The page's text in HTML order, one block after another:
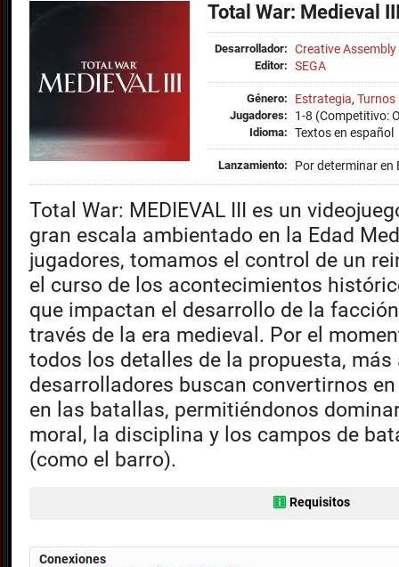
Total War: Medieval
Desarrollador: Creative Assembly
Editor: SEGA
Género: Estrategia, Turnos
Jugadores: 1-8 (Competitivo:
Idioma: Textos en español
Lanzamiento: Por determinar en
Total War: MEDIEVAL III es un
gran escala ambientado en la Edad
jugadores, tomamos el control de un
el curso de los acontecimientos
que impactan el desarrollo de la
través de la era medieval. Por el
todos los detalles de la propuesta, más
desarrolladores buscan convertirnos
en las batallas, permitiéndonos
moral, la disciplina y los campos de
(como el barro).
Requisitos
Conexiones